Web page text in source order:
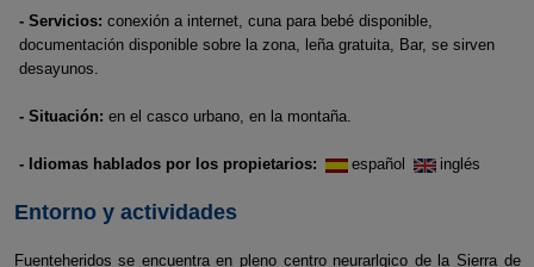
- Servicios: conexión a internet, cuna para bebé disponible,
documentación disponible sobre la zona, leña gratuita, Bar, se sirven
desayunos.
- Situación: en el casco urbano, en la montaña.
- Idiomas hablados por los propietarios: español inglés
Entorno y actividades
Fuenteheridos se encuentra en pleno centro neurarlgico de la Sierra de